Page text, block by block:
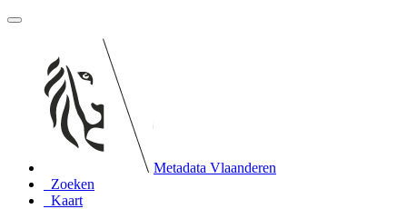
Metadata Vlaanderen
Zoeken
Kaart